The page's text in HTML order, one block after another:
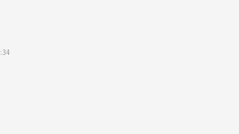
読書会を主宰しております。本が好
て頂けたらと思ってます😊